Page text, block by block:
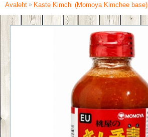
Avaleht » Kaste Kimchi (Momoya Kimchee base)